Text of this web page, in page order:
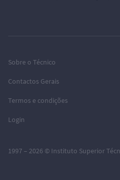
Sobre o Técnico
Contactos Gerais
Termos e condições
Login
1997 – 2026 © Instituto Superior